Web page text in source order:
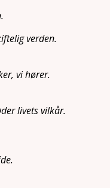
verden.
vi hører.
livets vilkår.